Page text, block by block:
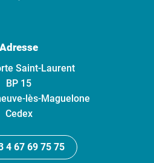
Adresse
Saint-Laurent
BP 15
lès-Maguelone
Cedex
4 67 69 75 75